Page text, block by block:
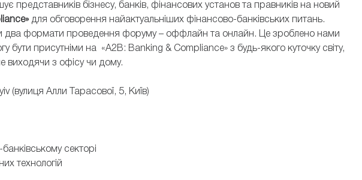
представників бізнесу, банків, фінансових установ та правників на новий
для обговорення найактуальніших фінансово-банківських питань.
два формати проведення форуму – оффлайн та онлайн. Це зроблено нами
бути присутніми на «A2B: Banking & Compliance» з будь-якого куточку світу,
виходячи з офісу чи дому.
(вулиця Алли Тарасової, 5, Київ)
секторі
технологій